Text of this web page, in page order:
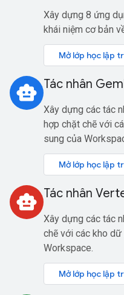
Xây dựng 8 ứng
khái niệm cơ bản
Mở lớp học lập
smart_toy Tác nhân
Xây dựng các tác
hợp chặt chẽ với
sung của
Mở lớp học lập
smart_toy Tác nhân
Xây dựng các tác
chẽ với các kho
Workspace.
Mở lớp học lập